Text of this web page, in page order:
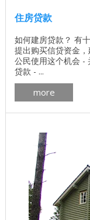
住房贷款
如何建房贷款？ 有
提出购买信贷资金
公民使用这个机会 -
贷款 - ...
more